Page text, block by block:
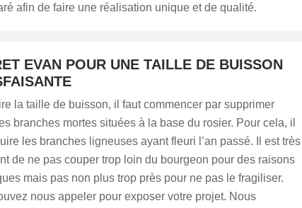
afin de faire une réalisation unique et de qualité.
EVAN POUR UNE TAILLE DE BUISSON
la taille de buisson, il faut commencer par supprimer
branches mortes situées à la base du rosier. Pour cela, il
les branches ligneuses ayant fleuri l’an passé. Il est très
de ne pas couper trop loin du bourgeon pour des raisons
mais pas non plus trop près pour ne pas le fragiliser.
nous appeler pour exposer votre projet. Nous